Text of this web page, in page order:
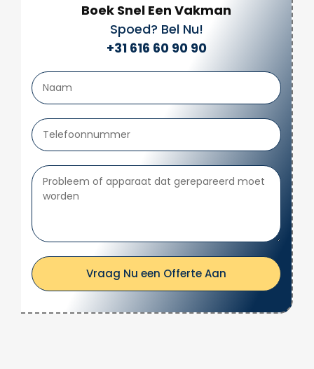
Boek Snel Een Vakman
Spoed? Bel Nu!
+31 616 60 90 90
Vraag Nu een Offerte Aan